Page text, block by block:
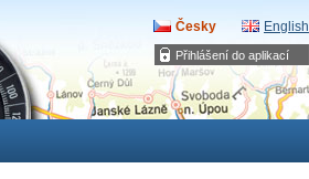
Přihlášení do aplikací
Česky English